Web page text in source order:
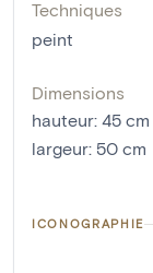
Techniques
peint
Dimensions
hauteur: 45 cm
largeur: 50 cm
ICONOGRAPHIE